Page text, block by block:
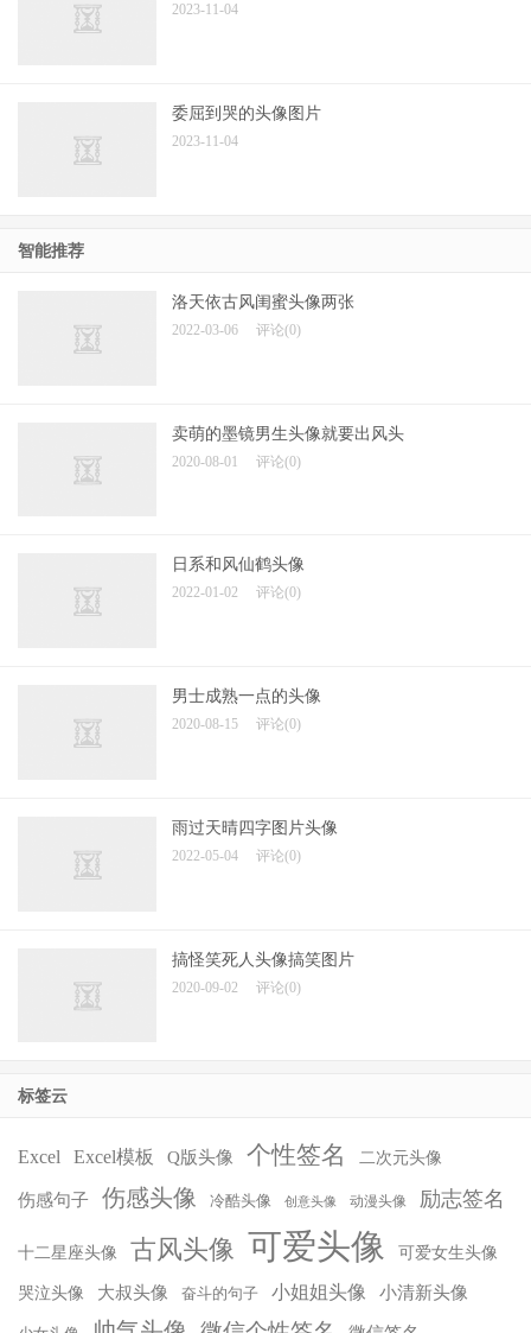
2023-11-04
委屈到哭的头像图片
2023-11-04
智能推荐
洛天依古风闺蜜头像两张
2022-03-06 评论(0)
卖萌的墨镜男生头像就要出风头
2020-08-01 评论(0)
日系和风仙鹤头像
2022-01-02 评论(0)
男士成熟一点的头像
2020-08-15 评论(0)
雨过天晴四字图片头像
2022-05-04 评论(0)
搞怪笑死人头像搞笑图片
2020-09-02 评论(0)
标签云
Excel Excel模板 Q版头像 个性签名 二次元头像
伤感句子 伤感头像 冷酷头像 创意头像 动漫头像 励志签名
十二星座头像 古风头像 可爱头像 可爱女生头像
哭泣头像 大叔头像 奋斗的句子 小姐姐头像 小清新头像